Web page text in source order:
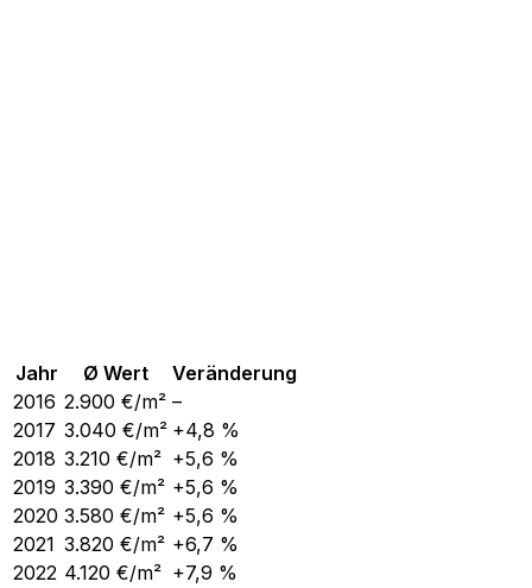
Jahr Ø Wert
Veränderung
2016 2.900 €/m² –
2017 3.040 €/m² +4,8 %
2018 3.210 €/m² +5,6 %
2019 3.390 €/m² +5,6 %
2020 3.580 €/m² +5,6 %
2021 3.820 €/m² +6,7 %
2022 4.120 €/m² +7,9 %